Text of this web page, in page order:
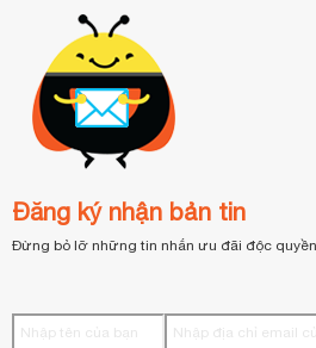
Đăng ký nhận bản tin
Đừng bỏ lỡ những tin nhắn ưu đãi độc